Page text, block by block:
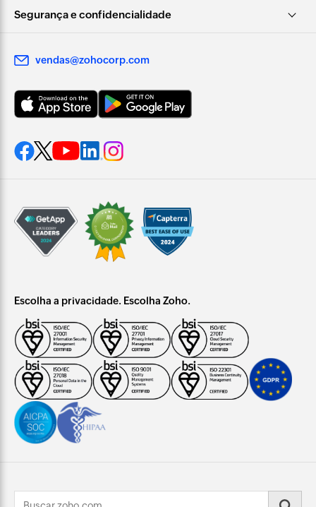
Segurança e confidencialidade
vendas@zohocorp.com
Escolha a privacidade. Escolha Zoho.